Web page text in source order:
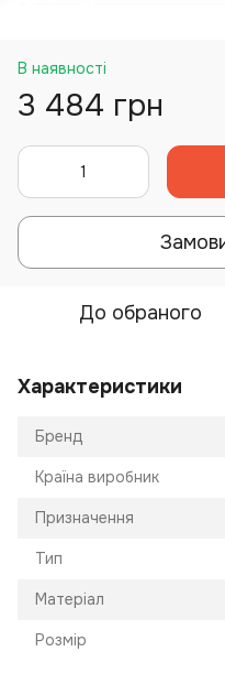
В наявності
3 484 грн
До обраного
Характеристики
Бренд
Країна виробник
Призначення
Тип
Матеріал
Розмір